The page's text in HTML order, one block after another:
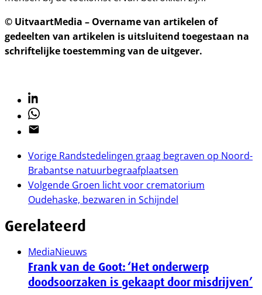
© UitvaartMedia – Overname van artikelen of
gedeelten van artikelen is uitsluitend toegestaan na
schriftelijke toestemming van de uitgever.
Linkedin
Whatsapp
Email
Vorige Randstedelingen graag begraven op Noord-
Brabantse natuurbegraafplaatsen
Volgende Groen licht voor crematorium
Oudehaske, bezwaren in Schijndel
Gerelateerd
MediaNieuws
Frank van de Goot: ‘Het onderwerp
doodsoorzaken is gekaapt door misdrijven’